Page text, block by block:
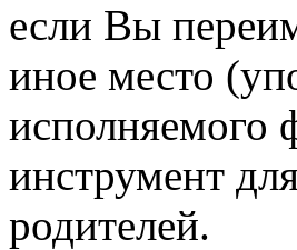
если Вы
иное место
исполняемого
инструмент
родителей.